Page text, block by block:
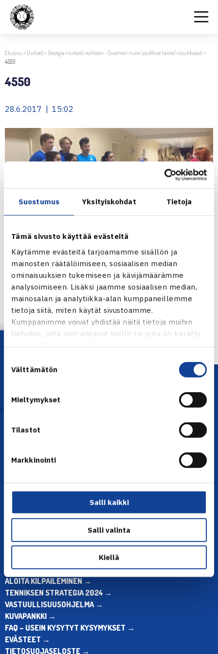
Suostumus Yksityiskohdat Tietoja
Tämä sivusto käyttää evästeitä
Käytämme evästeitä tarjoamamme sisällön ja
mainosten räätälöimiseen, sosiaalisen median
ominaisuuksien tukemiseen ja kävijämäärämme
analysoimiseen. Lisäksi jaamme sosiaalisen median,
mainosalan ja analytiikka-alan kumppaneillemme
tietoja siitä, miten käytät sivustoamme.
Kumppanimme voivat yhdistää näitä tietoja muihin
tietoihin, joita olet antanut heille tai joita on kerätty,
kun olet käyttänyt heidän palvelujaan.
valinta
Välttämätön
Mieltymykset
Tilastot
Markkinointi
Salli kaikki
Salli valinta
Kiellä
Etusivu > Uutiset> Georgia niukasti voittoon – Suomen nuori joukkue taisteli sisukkaasti >
4550
4550
28.6.2017 | 15:02
Jaa:
← Edellinen
Lataa OmaTennis!
Puh. 010 574 3959
Toimiston puhelinajat:
Muina aikoina olkaa yhteydessä
sähköpostitse: toimisto@tennis.fi
KAIKKI YHTEYSTIEDOT →
ALOITA HARRASTUS →
ALOITA KILPAILEMINEN →
TENNIKSEN STRATEGIA 2024 →
VASTUULLISUUSOHJELMA →
KUVAPANKKI →
FAQ – USEIN KYSYTYT KYSYMYKSET →
EVÄSTEET →
TIETOSUOJASELOSTE →